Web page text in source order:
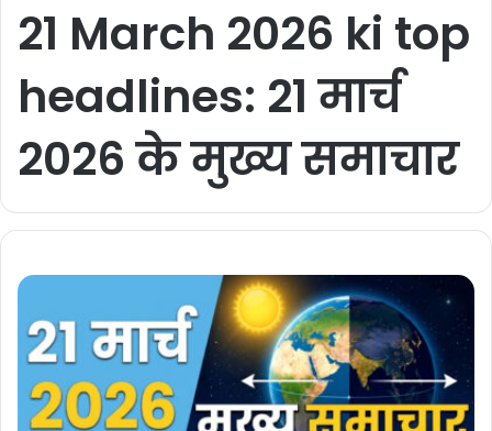
21 March 2026 ki top
headlines: 21 मार्च
2026 के मुख्य समाचार